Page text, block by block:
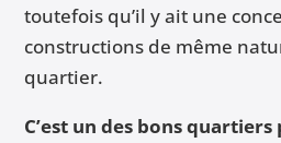
toutefois qu’il y ait une
constructions de même
quartier.
C’est un des bons